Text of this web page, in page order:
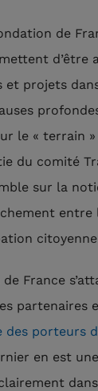
de
d’être
et projets
le « terrain
du comité
sur la
France
partenaires
des porteurs
en est